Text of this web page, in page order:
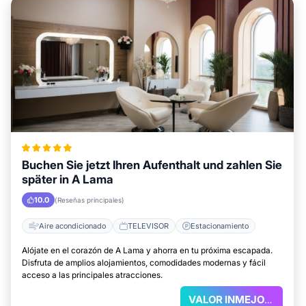
Buchen Sie jetzt Ihren Aufenthalt und zahlen Sie
später in A Lama
10.0 (Reseñas principales)
Aire acondicionado TELEVISOR Estacionamiento
Alójate en el corazón de A Lama y ahorra en tu próxima escapada.
Disfruta de amplios alojamientos, comodidades modernas y fácil
acceso a las principales atracciones.
VALOR INMEJORABLE